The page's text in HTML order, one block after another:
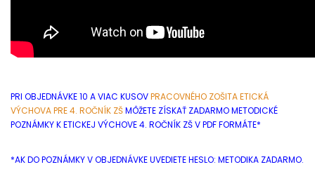
PRI OBJEDNÁVKE 10 A VIAC KUSOVPRACOVNÉHO ZOŠITA ETICKÁ
VÝCHOVA PRE 4. ROČNÍK ZŠMÔŽETE ZÍSKAŤ ZADARMO METODICKÉ
POZNÁMKY K ETICKEJ VÝCHOVE 4. ROČNÍK ZŠ V PDF FORMÁTE*
*AK DO POZNÁMKY V OBJEDNÁVKE UVEDIETE HESLO: METODIKA ZADARMO.